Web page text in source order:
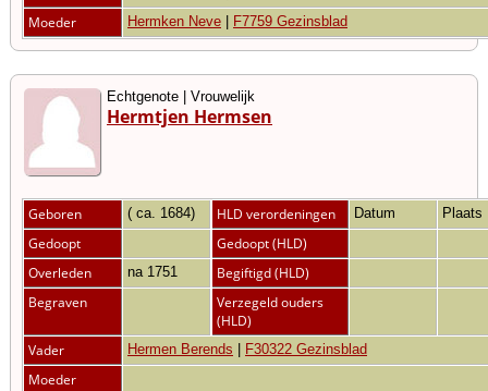
Moeder Hermken Neve F7759 Gezinsblad
Echtgenote | Vrouwelijk
Hermtjen Hermsen
Geboren ( ca. 1684) HLD verordeningen Datum Plaats
Gedoopt
Gedoopt (HLD)
Overleden
na 1751
Begiftigd (HLD)
Begraven
Verzegeld ouders
(HLD)
Vader
Hermen Berends F30322 Gezinsblad
Moeder